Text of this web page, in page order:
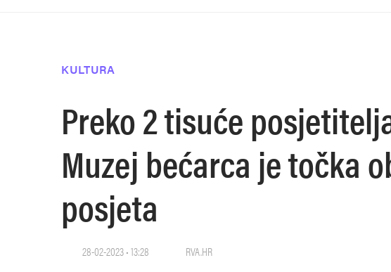
KULTURA
Preko 2 tisuće
Muzej bećarca je točka
posjeta
28-02-2023 • 13:28 RVA.HR